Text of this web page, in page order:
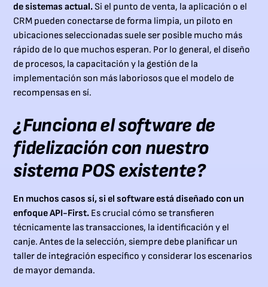
de sistemas actual.Si el punto de venta, la aplicación o el
CRM pueden conectarse de forma limpia, un piloto en
ubicaciones seleccionadas suele ser posible mucho más
rápido de lo que muchos esperan. Por lo general, el diseño
de procesos, la capacitación y la gestión de la
implementación son más laboriosos que el modelo de
recompensas en sí.
¿Funciona el software de
fidelización con nuestro
sistema POS existente?
En muchos casos sí, si el software está diseñado con un
enfoque API-First. Es crucial cómo se transfieren
técnicamente las transacciones, la identificación y el
canje. Antes de la selección, siempre debe planificar un
taller de integración específico y considerar los escenarios
de mayor demanda.